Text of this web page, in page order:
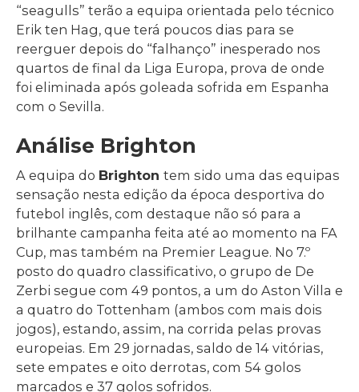
“seagulls” terão a equipa orientada pelo técnico
Erik ten Hag, que terá poucos dias para se
reerguer depois do “falhanço” inesperado nos
quartos de final da Liga Europa, prova de onde
foi eliminada após goleada sofrida em Espanha
com o Sevilla.
Análise Brighton
A equipa do Brighton tem sido uma das equipas
sensação nesta edição da época desportiva do
futebol inglês, com destaque não só para a
brilhante campanha feita até ao momento na FA
Cup, mas também na Premier League. No 7.º
posto do quadro classificativo, o grupo de De
Zerbi segue com 49 pontos, a um do Aston Villa e
a quatro do Tottenham (ambos com mais dois
jogos), estando, assim, na corrida pelas provas
europeias. Em 29 jornadas, saldo de 14 vitórias,
sete empates e oito derrotas, com 54 golos
marcados e 37 golos sofridos.